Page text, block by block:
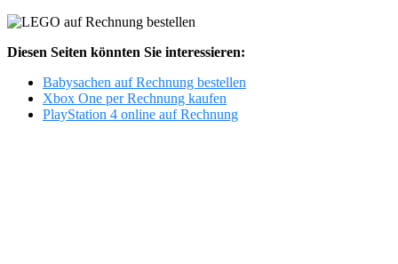
Diesen Seiten könnten Sie interessieren:
Babysachen auf Rechnung bestellen
Xbox One per Rechnung kaufen
PlayStation 4 online auf Rechnung